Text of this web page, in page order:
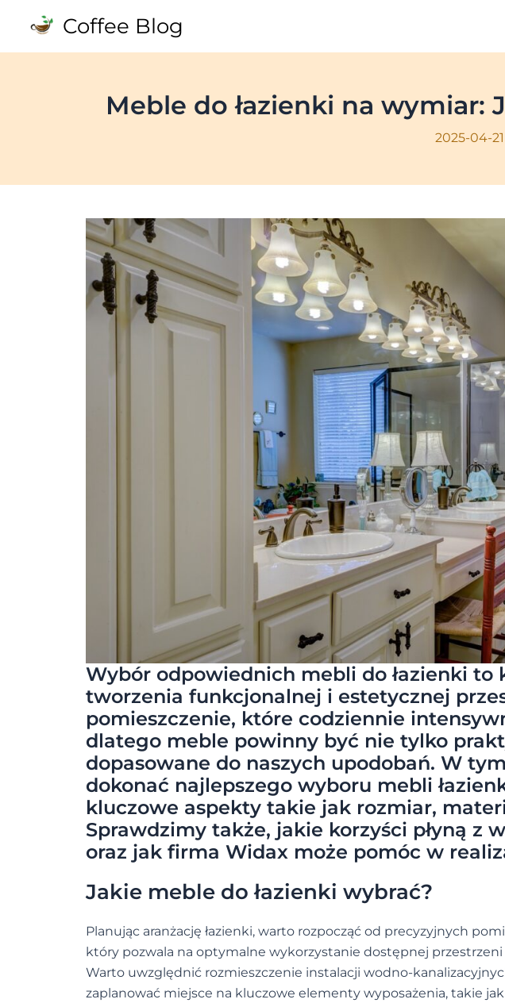
content
Coffee Blog
Meble do łazienki na wymiar:
2025-04-21
Wybór odpowiednich mebli do łazienki to
tworzenia funkcjonalnej i estetycznej
pomieszczenie, które codziennie
dlatego meble powinny być nie tylko
dopasowane do naszych upodobań. W
dokonać najlepszego wyboru mebli
kluczowe aspekty takie jak rozmiar,
Sprawdzimy także, jakie korzyści płyną z
oraz jak firma Widax może pomóc w
Jakie meble do łazienki wybrać?
Planując aranżację łazienki, warto rozpocząć od precyzyjnych
który pozwala na optymalne wykorzystanie dostępnej
Warto uwzględnić rozmieszczenie instalacji wodno-
zaplanować miejsce na kluczowe elementy wyposażenia, takie